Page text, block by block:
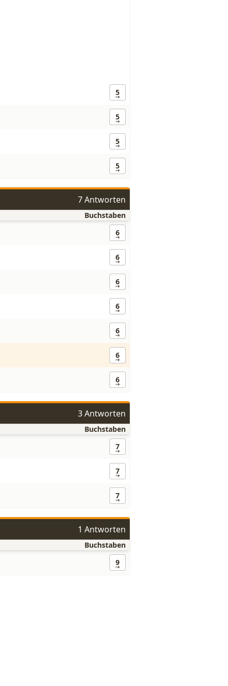
5
5
5
5
7 Antworten
Buchstaben
6
6
6
6
6
6
6
3 Antworten
Buchstaben
7
7
7
1 Antworten
Buchstaben
9